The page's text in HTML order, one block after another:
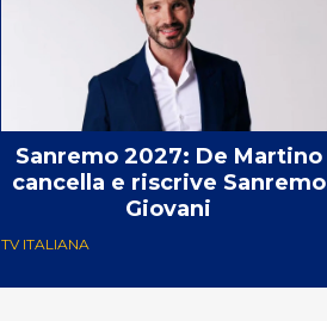
Sanremo 2027: De Martino
cancella e riscrive Sanremo
Giovani
TV ITALIANA